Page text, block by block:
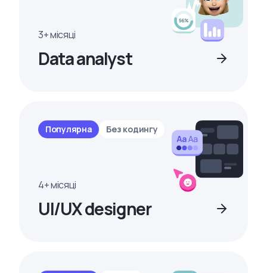
3+ місяці
Data analyst
Популярна Без кодингу
4+ місяці
UI/UX designer